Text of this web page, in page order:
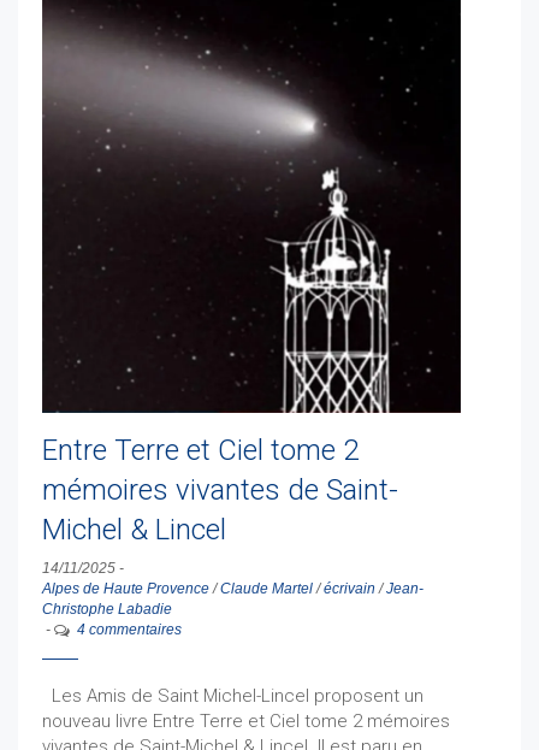
Entre Terre et Ciel tome 2
mémoires vivantes de Saint-
Michel & Lincel
14/11/2025 -
Alpes de Haute Provence/Claude Martel/écrivain /Jean-
Christophe Labadie
-
4 commentaires
Les Amis de Saint Michel-Lincel proposent un
nouveau livre Entre Terre et Ciel tome 2 mémoires